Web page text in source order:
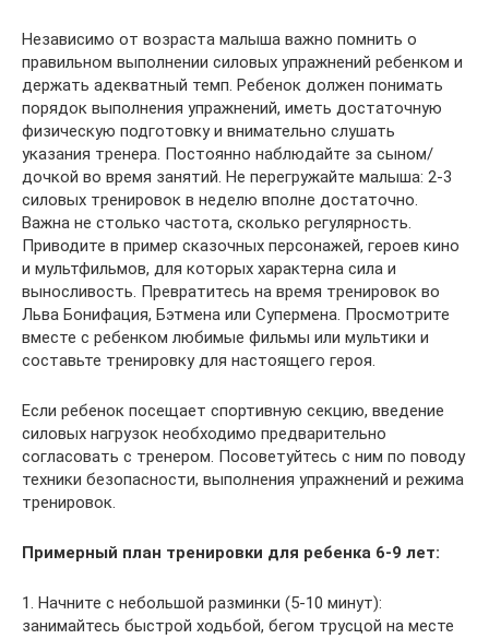
Независимо от возраста малыша важно помнить о
правильном выполнении силовых упражнений ребенком и
держать адекватный темп. Ребенок должен понимать
порядок выполнения упражнений, иметь достаточную
физическую подготовку и внимательно слушать
указания тренера. Постоянно наблюдайте за сыном/
дочкой во время занятий. Не перегружайте малыша: 2-3
силовых тренировок в неделю вполне достаточно.
Важна не столько частота, сколько регулярность.
Приводите в пример сказочных персонажей, героев кино
и мультфильмов, для которых характерна сила и
выносливость. Превратитесь на время тренировок во
Льва Бонифация, Бэтмена или Супермена. Просмотрите
вместе с ребенком любимые фильмы или мультики и
составьте тренировку для настоящего героя.
Если ребенок посещает спортивную секцию, введение
силовых нагрузок необходимо предварительно
согласовать с тренером. Посоветуйтесь с ним по поводу
техники безопасности, выполнения упражнений и режима
тренировок.
Примерный план тренировки для ребенка 6-9 лет:
1. Начните с небольшой разминки (5-10 минут):
занимайтесь быстрой ходьбой, бегом трусцой на месте